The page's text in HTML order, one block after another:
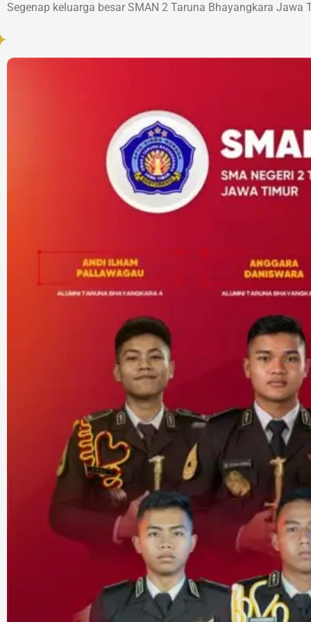
Segenap keluarga besar SMAN 2 Taruna Bhayangkara Jawa